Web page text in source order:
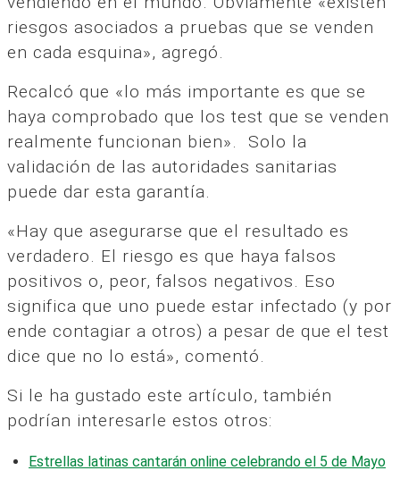
riesgos asociados a pruebas que se venden
en cada esquina», agregó.
Recalcó que «lo más importante es que se
haya comprobado que los test que se venden
realmente funcionan bien». Solo la
validación de las autoridades sanitarias
puede dar esta garantía.
«Hay que asegurarse que el resultado es
verdadero. El riesgo es que haya falsos
positivos o, peor, falsos negativos. Eso
significa que uno puede estar infectado (y por
ende contagiar a otros) a pesar de que el test
dice que no lo está», comentó.
Si le ha gustado este artículo, también
podrían interesarle estos otros:
Estrellas latinas cantarán online celebrando el 5 de Mayo